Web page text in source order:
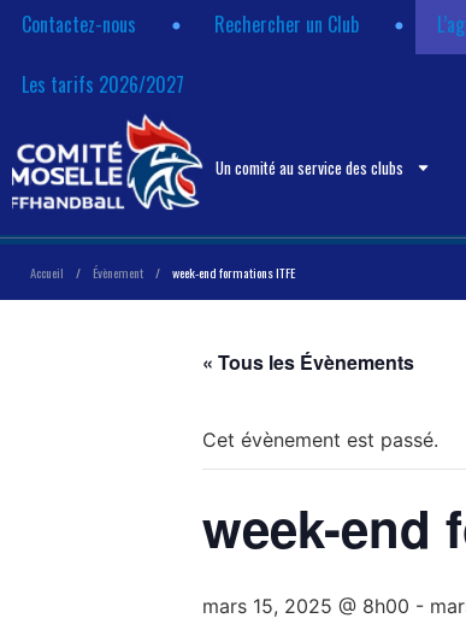
Contactez-nous Rechercher un Club
Les tarifs 2026/2027
Un comité au service des clubs
Accueil / Évènement / week-end formations ITFE
« Tous les Évènements
Cet évènement est passé.
week-end
mars 15, 2025 @ 8h00 -